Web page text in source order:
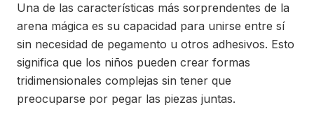
Una de las características más sorprendentes de la
arena mágica es su capacidad para unirse entre sí
sin necesidad de pegamento u otros adhesivos. Esto
significa que los niños pueden crear formas
tridimensionales complejas sin tener que
preocuparse por pegar las piezas juntas.